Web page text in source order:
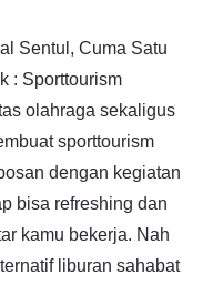
Sentul, Cuma Satu
: Sporttourism
olahraga sekaligus
sporttourism
dengan kegiatan
bisa refreshing dan
kamu bekerja. Nah
liburan sahabat